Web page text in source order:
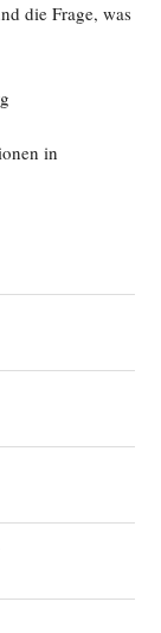
die Frage, was
in